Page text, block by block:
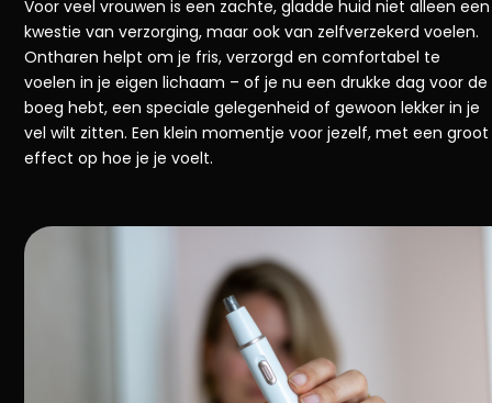
Voor veel vrouwen is een zachte, gladde huid niet alleen een
kwestie van verzorging, maar ook van zelfverzekerd voelen.
Ontharen helpt om je fris, verzorgd en comfortabel te
voelen in je eigen lichaam – of je nu een drukke dag voor de
boeg hebt, een speciale gelegenheid of gewoon lekker in je
vel wilt zitten. Een klein momentje voor jezelf, met een groot
effect op hoe je je voelt.